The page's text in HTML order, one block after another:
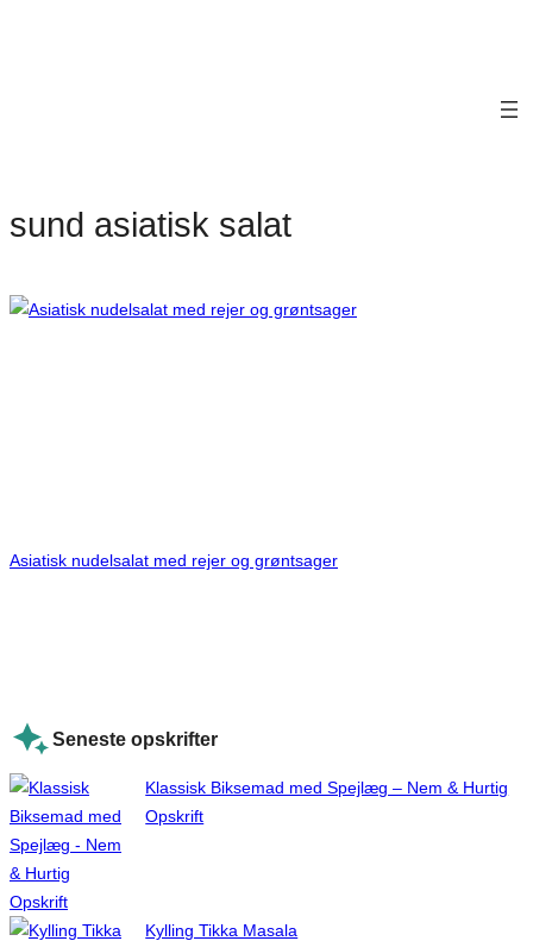
sund asiatisk salat
Asiatisk nudelsalat med rejer og grøntsager
Seneste opskrifter
Klassisk Biksemad med Spejlæg – Nem & Hurtig
Opskrift
Kylling Tikka Masala